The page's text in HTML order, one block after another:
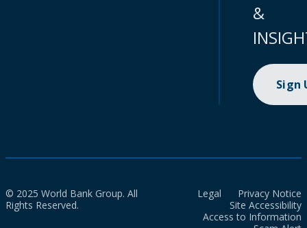
&
Sign
© 2025 World Bank Group. All
Rights Reserved.
Legal
Privacy Notice
Site Accessibility
Access to Information